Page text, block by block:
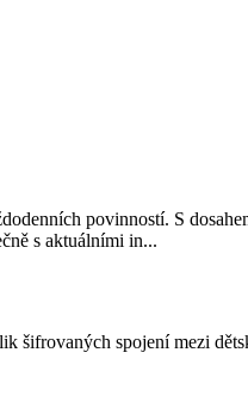
povinností. S
s aktuálními in...
spojení mezi